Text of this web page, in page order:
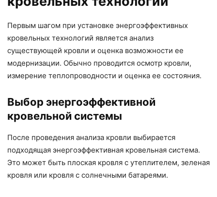
Первым шагом при установке энергоэффективных
кровельных технологий является анализ
существующей кровли и оценка возможности ее
модернизации. Обычно проводится осмотр кровли,
измерение теплопроводности и оценка ее состояния.
Выбор энергоэффективной
кровельной системы
После проведения анализа кровли выбирается
подходящая энергоэффективная кровельная система.
Это может быть плоская кровля с утеплителем, зеленая
кровля или кровля с солнечными батареями.